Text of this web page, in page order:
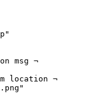
msg ¬
location ¬